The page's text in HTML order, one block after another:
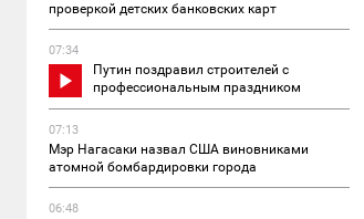
проверкой детских банковских карт
07:34
Путин поздравил строителей с
профессиональным праздником
07:13
Мэр Нагасаки назвал США виновниками
атомной бомбардировки города
06:48